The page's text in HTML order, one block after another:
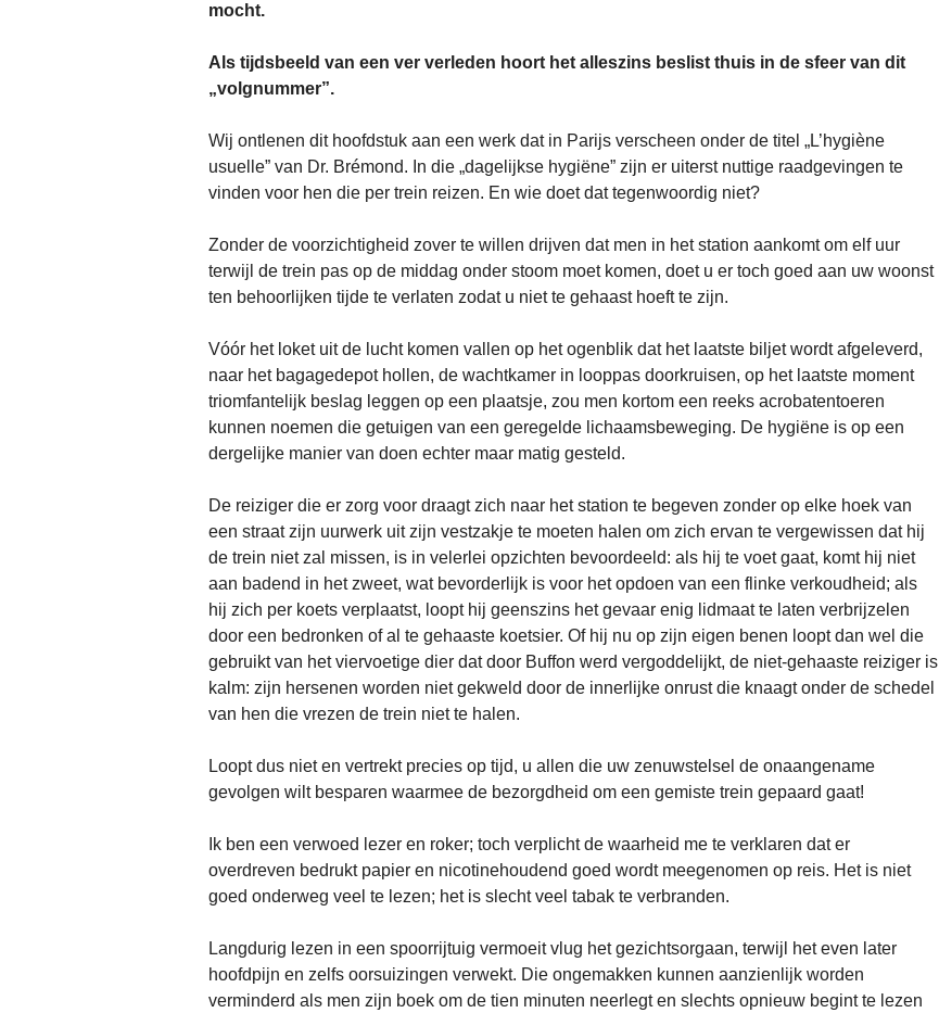
mocht.
Als tijdsbeeld van een ver verleden hoort het alleszins beslist thuis in de sfeer van dit
„volgnummer”.
Wij ontlenen dit hoofdstuk aan een werk dat in Parijs verscheen onder de titel „L’hygiène
usuelle” van Dr. Brémond. In die „dagelijkse hygiëne” zijn er uiterst nuttige raadgevingen te
vinden voor hen die per trein reizen. En wie doet dat tegenwoordig niet?
Zonder de voorzichtigheid zover te willen drijven dat men in het station aankomt om elf uur
terwijl de trein pas op de middag onder stoom moet komen, doet u er toch goed aan uw woonst
ten behoorlijken tijde te verlaten zodat u niet te gehaast hoeft te zijn.
Vóór het loket uit de lucht komen vallen op het ogenblik dat het laatste biljet wordt afgeleverd,
naar het bagagedepot hollen, de wachtkamer in looppas doorkruisen, op het laatste moment
triomfantelijk beslag leggen op een plaatsje, zou men kortom een reeks acrobatentoeren
kunnen noemen die getuigen van een geregelde lichaamsbeweging. De hygiëne is op een
dergelijke manier van doen echter maar matig gesteld.
De reiziger die er zorg voor draagt zich naar het station te begeven zonder op elke hoek van
een straat zijn uurwerk uit zijn vestzakje te moeten halen om zich ervan te vergewissen dat hij
de trein niet zal missen, is in velerlei opzichten bevoordeeld: als hij te voet gaat, komt hij niet
aan badend in het zweet, wat bevorderlijk is voor het opdoen van een flinke verkoudheid; als
hij zich per koets verplaatst, loopt hij geenszins het gevaar enig lidmaat te laten verbrijzelen
door een bedronken of al te gehaaste koetsier. Of hij nu op zijn eigen benen loopt dan wel die
gebruikt van het viervoetige dier dat door Buffon werd vergoddelijkt, de niet-gehaaste reiziger is
kalm: zijn hersenen worden niet gekweld door de innerlijke onrust die knaagt onder de schedel
van hen die vrezen de trein niet te halen.
Loopt dus niet en vertrekt precies op tijd, u allen die uw zenuwstelsel de onaangename
gevolgen wilt besparen waarmee de bezorgdheid om een gemiste trein gepaard gaat!
Ik ben een verwoed lezer en roker; toch verplicht de waarheid me te verklaren dat er
overdreven bedrukt papier en nicotinehoudend goed wordt meegenomen op reis. Het is niet
goed onderweg veel te lezen; het is slecht veel tabak te verbranden.
Langdurig lezen in een spoorrijtuig vermoeit vlug het gezichtsorgaan, terwijl het even later
hoofdpijn en zelfs oorsuizingen verwekt. Die ongemakken kunnen aanzienlijk worden
verminderd als men zijn boek om de tien minuten neerlegt en slechts opnieuw begint te lezen